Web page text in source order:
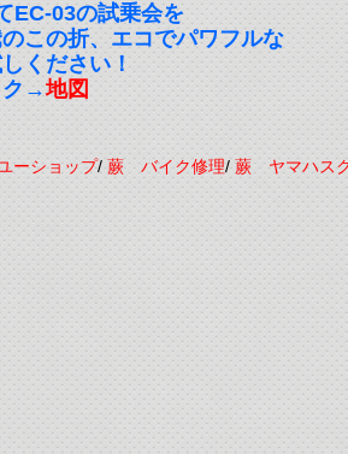
EC-03の試乗会を
この折、エコでパワフルな
ください！
ク→地図
ーショップ/蕨 バイク修理/蕨 ヤマハス